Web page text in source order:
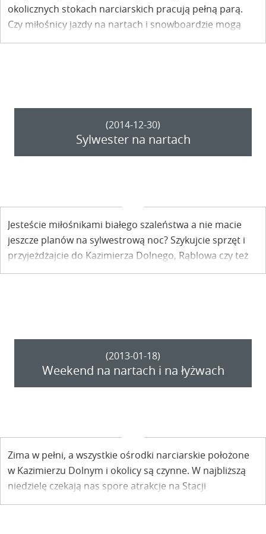
okolicznych stokach narciarskich pracują pełną parą.
Czy miłośnicy jazdy na nartach i snowboardzie mogą
liczyć na białe święta?
(2014-12-30)
Sylwester na nartach
Jesteście miłośnikami białego szaleństwa a nie macie
jeszcze planów na sylwestrową noc? Szykujcie sprzęt i
przyjeżdżajcie do Kazimierza Dolnego, Rąblowa czy też
Parchatki – te ośrodki narciarskie będą czynne w
(2013-01-18)
Weekend na nartach i na łyżwach
Zima w pełni, a wszystkie ośrodki narciarskie położone
w Kazimierzu Dolnym i okolicy są czynne. W najbliższą
niedzielę czekają nas spore atrakcje na Stacji
Narciarskiej Kazimierz oraz na stoku w Parchatce.A na